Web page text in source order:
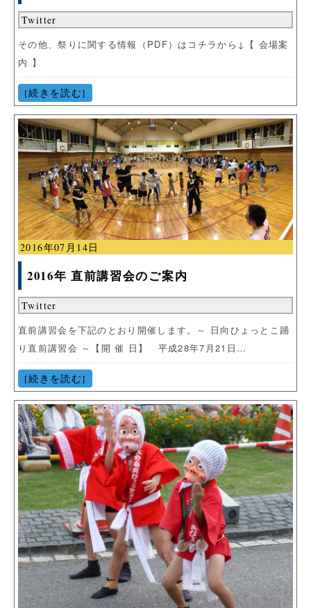
Twitter
その他、祭りに関する情報（PDF）はコチラから↓【 会場案
内 】
[続きを読む]
2016年07月14日
2016年 直前講習会のご案内
Twitter
直前講習会を下記のとおり開催します。～ 日向ひょっとこ踊
り直前講習会 ～【開 催 日】 平成28年7月21日…
[続きを読む]